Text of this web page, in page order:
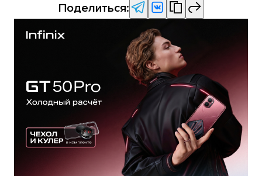
Поделиться: